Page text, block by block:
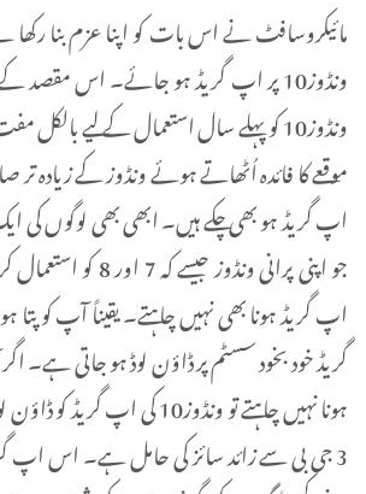
مائیکروسافٹ نے اس بات کو اپنا عزم بنا
ونڈوز10 پر اپ گریڈ ہو جائے۔ اس
ونڈوز10 کو پہلے سال استعمال کے لیے
موقعے کا فائدہ اُٹھاتے ہوئے ونڈوز کے زیادہ تر
اپ گریڈ ہو بھی چکے ہیں۔ ابھی بھی لوگوں کی
جو اپنی پرانی ونڈوز
ہونا نہیں چاہتے تو ونڈوز10 کی اپ
3 جی بی سے زائد سائز کی حامل ہے۔ اس اپ